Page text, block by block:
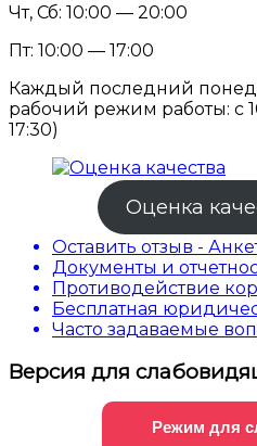
Чт, Сб: 10:00 — 20:00
Пт: 10:00 — 17:00
Каждый последний
рабочий режим работы: с
17:30)
Оценка
Оставить отзыв -
Документы и
Противодействие
Бесплатная
Часто задаваемые
Версия для
Режим для